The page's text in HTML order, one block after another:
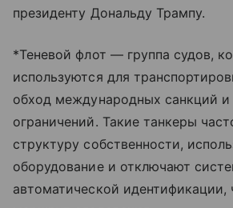
президенту Дональду Трампу.
*Теневой флот — группа судов,
используются для
обход международных санкций
ограничений. Такие танкеры
структуру собственности,
оборудование и отключают
автоматической идентификации,